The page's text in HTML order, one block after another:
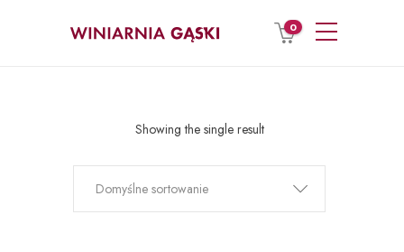
0
Showing the single result
Domyślne sortowanie